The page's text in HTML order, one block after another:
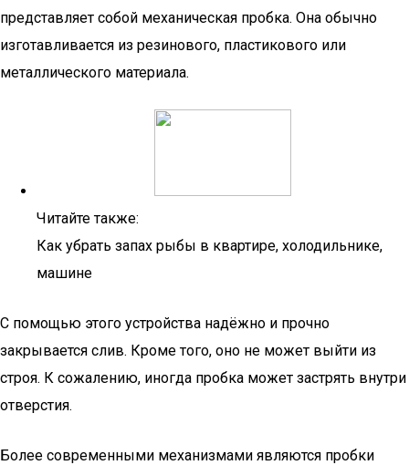
представляет собой механическая пробка. Она обычно
изготавливается из резинового, пластикового или
металлического материала.
Читайте также:
Как убрать запах рыбы в квартире, холодильнике,
машине
С помощью этого устройства надёжно и прочно
закрывается слив. Кроме того, оно не может выйти из
строя. К сожалению, иногда пробка может застрять внутри
отверстия.
Более современными механизмами являются пробки